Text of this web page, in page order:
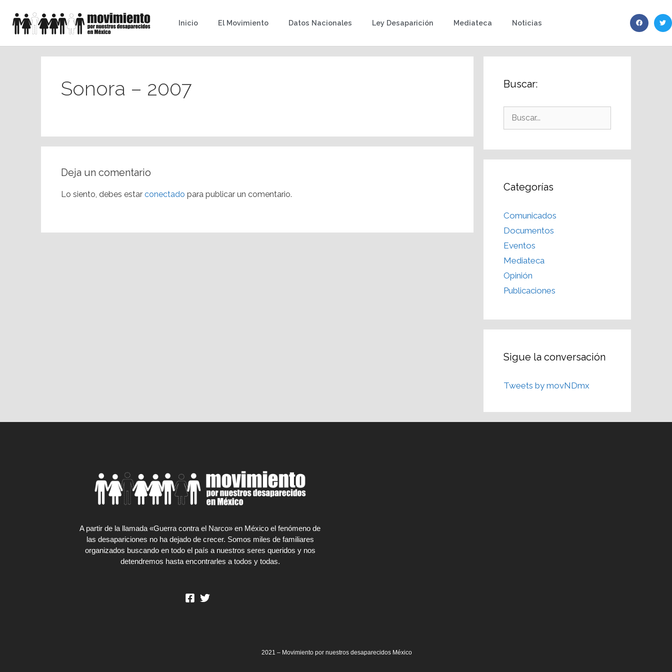
Inicio El Movimiento Datos Nacionales Ley Desaparición Mediateca Noticias
Sonora – 2007
Deja un comentario
Lo siento, debes estar conectado para publicar un comentario.
Buscar:
Categorías
Comunicados
Documentos
Eventos
Mediateca
Opinión
Publicaciones
Sigue la conversación
Tweets by movNDmx
A partir de la llamada «Guerra contra el Narco» en México el fenómeno de
las desapariciones no ha dejado de crecer. Somos miles de familiares
organizados buscando en todo el país a nuestros seres queridos y nos
detendremos hasta encontrarles a todos y todas.
2021 – Movimiento por nuestros desaparecidos México